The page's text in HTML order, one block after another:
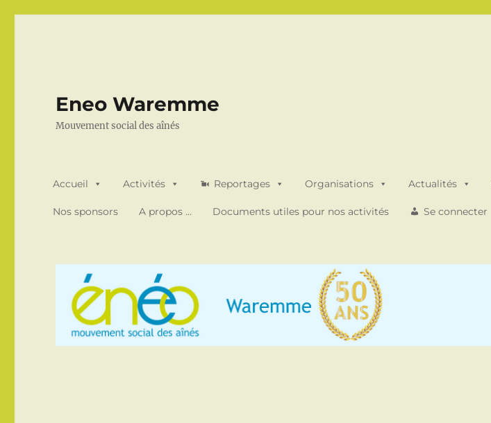
Eneo Waremme
Mouvement social des aînés
Accueil Activités Reportages Organisations Actualités
Nos sponsors A propos … Documents utiles pour nos activités Se connecter